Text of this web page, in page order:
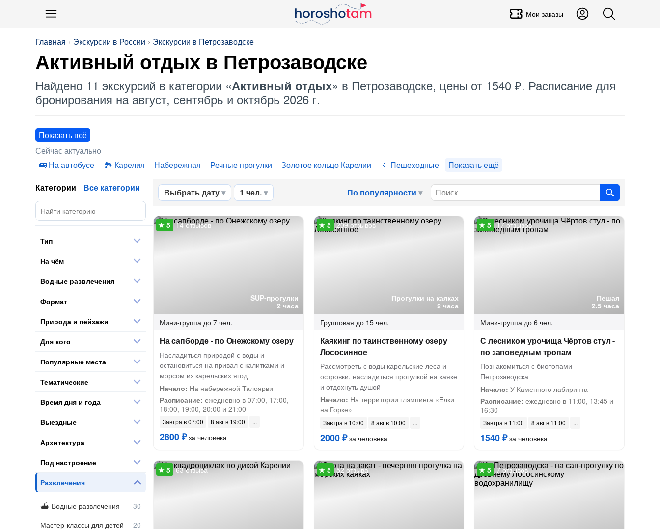
Мои заказы
Главная Экскурсии в России Экскурсии в Петрозаводске
Активный отдых в Петрозаводске
Найдено 11 экскурсий в категории «Активный отдых» в Петрозаводске, цены от 1540 ₽. Расписание для
бронирования на август, сентябрь и октябрь 2026 г.
Показать всё
Сейчас актуально
На автобусе
Карелия Набережная Речные прогулки Золотое кольцо Карелии Пешеходные Показать ещё
Выбрать дату 1 чел. По популярности
SUP-прогулки
2 часа
14 отзывов
Мини-группа до 7 чел.
На сапборде - по Онежскому озеру
Насладиться природой с воды и
остановиться на привал с калитками и
морсом из карельских ягод
Начало: На набережной Талоярви
Расписание: ежедневно в 07:00, 17:00,
18:00, 19:00, 20:00 и 21:00
Завтра в 07:00 8 авг в 19:00
2800 ₽за человека
Прогулки на каяках
2 часа
209 отзывов
Групповая до 15 чел.
Каякинг по таинственному озеру
Лососинное
Рассмотреть с воды карельские леса и
островки, насладиться прогулкой на каяке
и отдохнуть душой
Начало: На территории глэмпинга «Елки
на Горке»
Завтра в 10:00 8 авг в 10:00
2000 ₽за человека
Пешая
2.5 часа
17 отзывов
Мини-группа до 6 чел.
С лесником урочища Чёртов стул -
по заповедным тропам
Познакомиться с биотопами
Петрозаводска
Начало: У Каменного лабиринта
Расписание: ежедневно в 11:00, 13:45 и
16:30
Завтра в 11:00 8 авг в 11:00
1540 ₽за человека
63 отзыва 52 отзыва 7 отзывов
Категории Все категории
Тип
На чём
Водные развлечения
Формат
Природа и пейзажи
Для кого
Популярные места
Тематические
Время дня и года
Выездные
Архитектура
Под настроение
Развлечения
Водные развлечения
Мастер-классы для детей